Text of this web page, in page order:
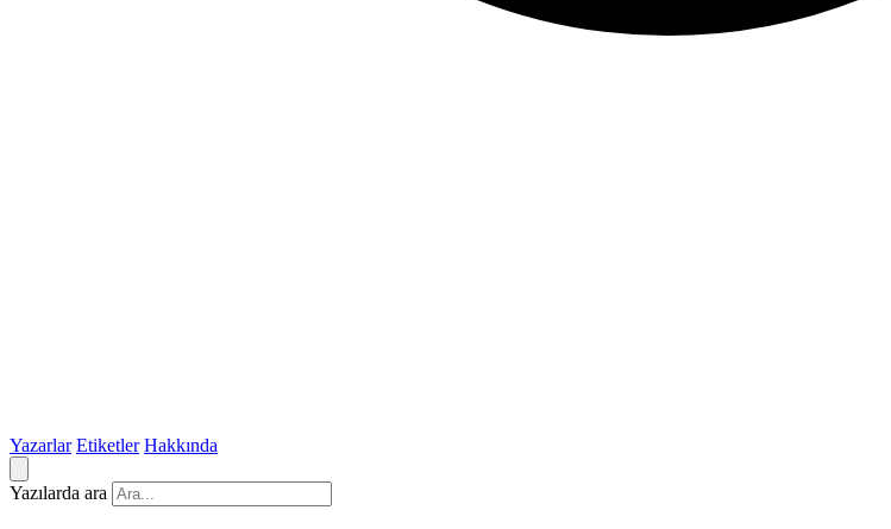
Yazarlar Etiketler Hakkında
Yazılarda ara